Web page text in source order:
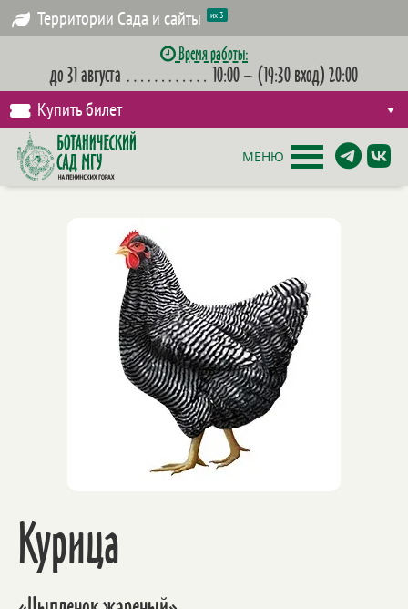
Территории Сада и сайты их 3
Время работы:
до 31 августа ………… 10:00 – (19:30 вход) 20:00
Купить билет
МЕНЮ
Курица